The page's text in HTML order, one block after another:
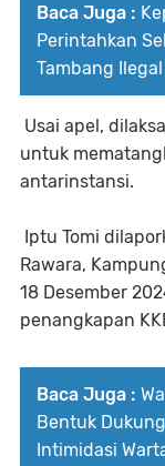
Baca Juga :
Perintahkan
Tambang Ilegal
Usai apel,
untuk
antarinstansi.
Iptu Tomi
Rawara,
18 Desember
penangkapan
Baca Juga :
Bentuk
Intimidasi